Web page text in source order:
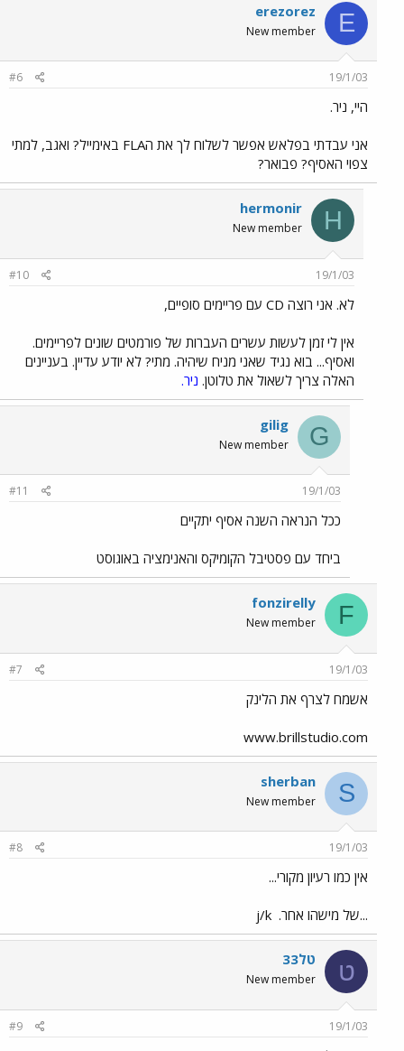
E
erezorez
New member
19/1/03
#6
היי, ניר.
אני עבדתי בפלאש אפשר לשלוח לך את הFLA באימייל? ואגב, למתי
צפוי האסיף? פבואר?
H
hermonir
New member
19/1/03
#10
לא. אני רוצה CD עם פריימים סופיים,
אין לי זמן לעשות עשרים העברות של פורמטים שונים לפריימים.
ואסיף... בוא נגיד שאני מניח שיהיה. מתי? לא יודע עדיין. בעניינים
האלה צריך לשאול את טלוטן. ניר.
G
gilig
New member
19/1/03
#11
ככל הנראה השנה אסיף יתקיים
ביחד עם פסטיבל הקומיקס והאנימציה באוגוסט
F
fonzirelly
New member
19/1/03
#7
אשמח לצרף את הלינק
www.brillstudio.com
S
sherban
New member
19/1/03
#8
אין כמו רעיון מקורי...
...של מישהו אחר.
ט טל33
New member
19/1/03
#9